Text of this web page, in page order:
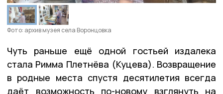
Фото: архив музея села Воронцовка
Чуть раньше ещё одной гостьей издалека
стала Римма Плетнёва (Куцева). Возвращение
в родные места спустя десятилетия всегда
даёт возможность по-новому взглянуть на